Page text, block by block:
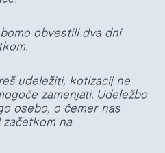
obvestili dva dni
udeležiti, kotizacij ne
zamenjati. Udeležbo
osebo, o čemer nas
na